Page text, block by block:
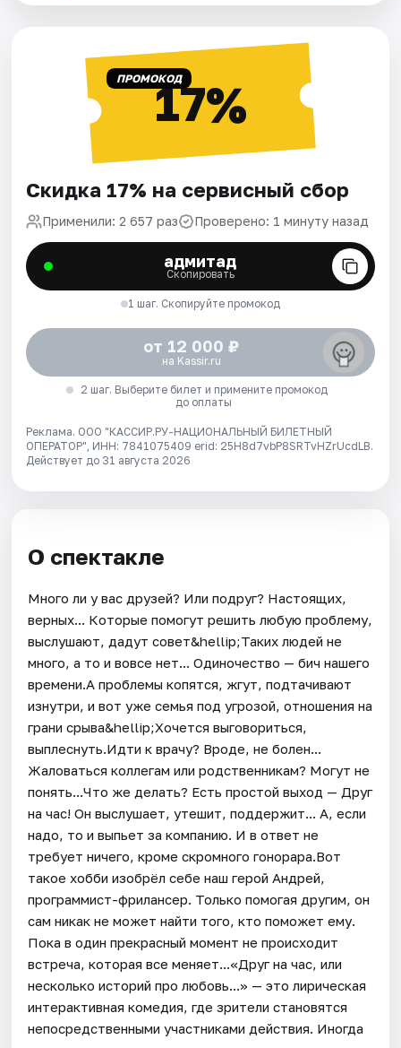
ПРОМОКОД17%
Скидка 17% на сервисный сбор
Применили: 2 657 раз Проверено: 1 минуту назад
адмитад
Скопировать
1 шаг. Скопируйте промокод
от 12 000 ₽
на Kassir.ru
2 шаг. Выберите билет и примените промокод
до оплаты
Реклама. ООО "КАССИР.РУ-НАЦИОНАЛЬНЫЙ БИЛЕТНЫЙ
ОПЕРАТОР", ИНН: 7841075409 erid: 25H8d7vbP8SRTvHZrUcdLB.
Действует до 31 августа 2026
О спектакле
Много ли у вас друзей? Или подруг? Настоящих,
верных... Которые помогут решить любую проблему,
выслушают, дадут совет&hellip;Таких людей не
много, а то и вовсе нет... Одиночество — бич нашего
времени.А проблемы копятся, жгут, подтачивают
изнутри, и вот уже семья под угрозой, отношения на
грани срыва&hellip;Хочется выговориться,
выплеснуть.Идти к врачу? Вроде, не болен...
Жаловаться коллегам или родственникам? Могут не
понять...Что же делать? Есть простой выход — Друг
на час! Он выслушает, утешит, поддержит... А, если
надо, то и выпьет за компанию. И в ответ не
требует ничего, кроме скромного гонорара.Вот
такое хобби изобрёл себе наш герой Андрей,
программист-фрилансер. Только помогая другим, он
сам никак не может найти того, кто поможет ему.
Пока в один прекрасный момент не происходит
встреча, которая все меняет...«Друг на час, или
несколько историй про любовь...» — это лирическая
интерактивная комедия, где зрители становятся
непосредственными участниками действия. Иногда